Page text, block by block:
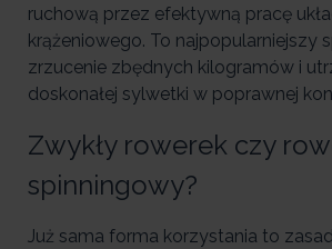
ruchową przez efektywną pracę
krążeniowego. To najpopularniejszy
zrzucenie zbędnych kilogramów i
doskonałej sylwetki w poprawnej
Zwykły rowerek czy
spinningowy?
Już sama forma korzystania to